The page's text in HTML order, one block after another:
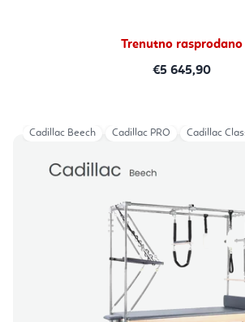
Trenutno rasprodano
€5 645,90
Cadillac Beech Cadillac PRO Cadillac